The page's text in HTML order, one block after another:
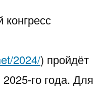
2024/) пройдёт
го года. Для